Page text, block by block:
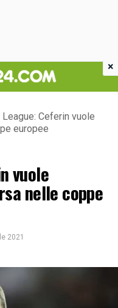
League: Ceferin vuole
europee
vuole
nelle coppe
2021
×